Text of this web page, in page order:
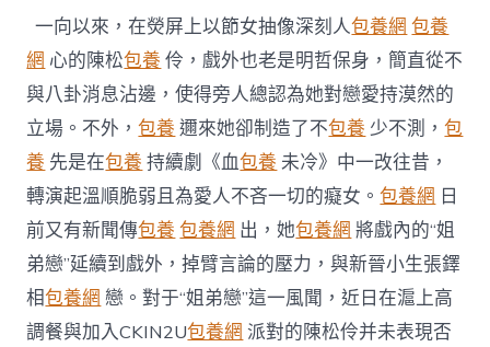
姐
弟
戀
風
聞
戲
內
戲
外
皆
“為
愛
熄
滅”〉
中
一向以來，在熒屏上以節女抽像深刻人包養網 包養
網 心的陳松包養 伶，戲外也老是明哲保身，簡直從不
與八卦消息沾邊，使得旁人總認為她對戀愛持漠然的
立場。不外，包養 邇來她卻制造了不包養 少不測，包
養 先是在包養 持續劇《血包養 未冷》中一改往昔，
轉演起溫順脆弱且為愛人不吝一切的癡女。包養網 日
前又有新聞傳包養 包養網 出，她包養網 將戲內的“姐
弟戀”延續到戲外，掉臂言論的壓力，與新晉小生張鐸
相包養網 戀。對于“姐弟戀”這一風聞，近日在滬上高
調餐與加入CKIN2U包養網 派對的陳松伶并未表現否